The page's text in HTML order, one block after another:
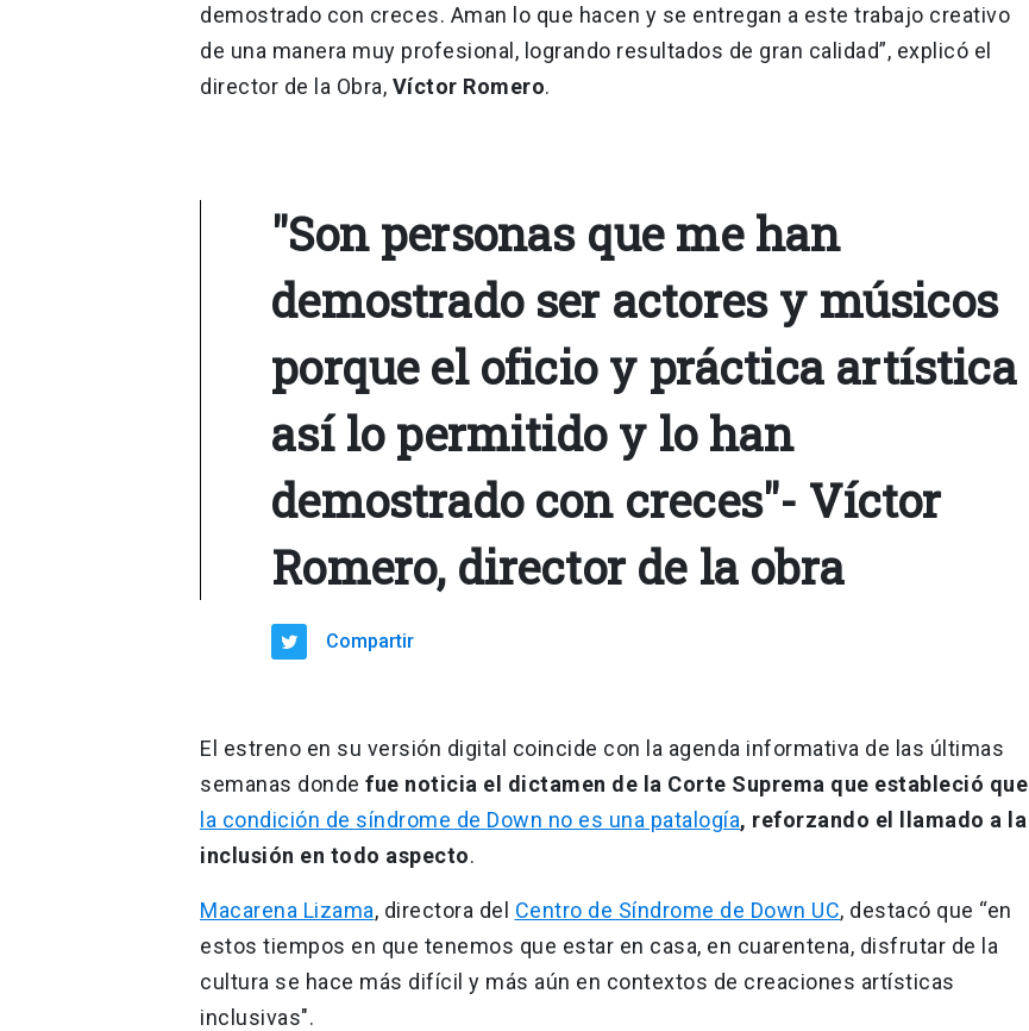
demostrado con creces. Aman lo que hacen y se entregan a este trabajo creativo
de una manera muy profesional, logrando resultados de gran calidad”, explicó el
director de la Obra, Víctor Romero.
"Son personas que me han
demostrado ser actores y músicos
porque el oficio y práctica artística
así lo permitido y lo han
demostrado con creces"- Víctor
Romero, director de la obra
Compartir
El estreno en su versión digital coincide con la agenda informativa de las últimas
semanas donde fue noticia el dictamen de la Corte Suprema que estableció que
la condición de síndrome de Down no es una patalogía, reforzando el llamado a la
inclusión en todo aspecto.
Macarena Lizama, directora del Centro de Síndrome de Down UC, destacó que “en
estos tiempos en que tenemos que estar en casa, en cuarentena, disfrutar de la
cultura se hace más difícil y más aún en contextos de creaciones artísticas
inclusivas".